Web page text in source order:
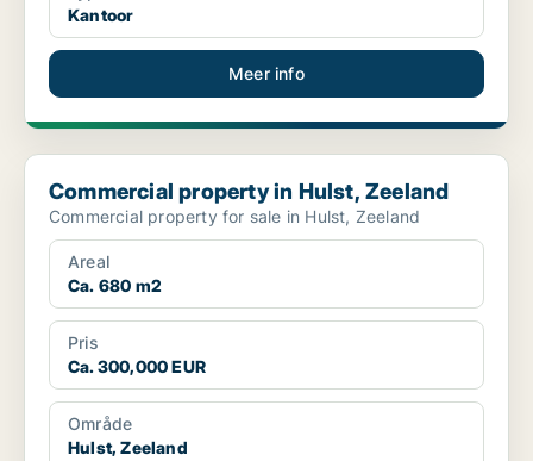
Kantoor
Meer info
Commercial property in Hulst, Zeeland
Commercial property in Hulst, Zeeland
Commercial property for sale in Hulst, Zeeland
Areal
Ca. 680 m2
Pris
Ca. 300,000 EUR
Område
Hulst, Zeeland